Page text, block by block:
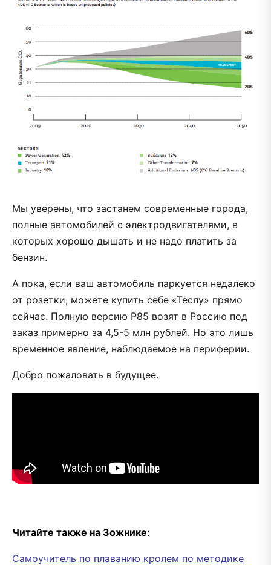
Мы уверены, что застанем современные города,
полные автомобилей с электродвигателями, в
которых хорошо дышать и не надо платить за
бензин.
А пока, если ваш автомобиль паркуется недалеко
от розетки, можете купить себе «Теслу» прямо
сейчас. Полную версию P85 возят в Россию под
заказ примерно за 4,5-5 млн рублей. Но это лишь
временное явление, наблюдаемое на периферии.
Добро пожаловать в будущее.
Читайте также на Зожнике:
Самоучитель по плаванию кролем по методике